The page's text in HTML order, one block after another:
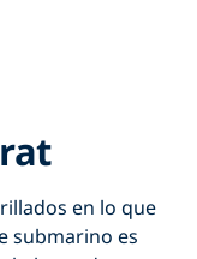
en lo que
submarino es